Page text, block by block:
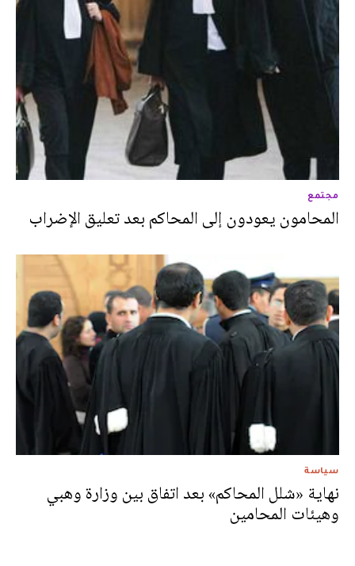
مجتمع
المحامون يعودون إلى المحاكم بعد تعليق الإضراب
سياسة
نهاية «شلل المحاكم» بعد اتفاق بين وزارة وهبي
وهيئات المحامين